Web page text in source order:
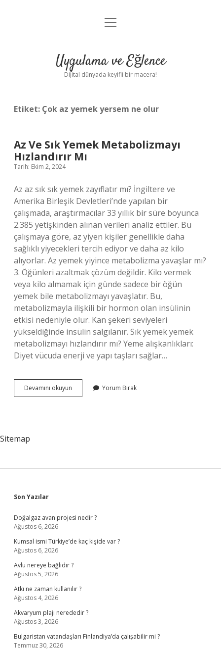
Anasayfa
Yasal Uyarı
menüyü
Uygulama ve Eğlence
Dijital dünyada keyifli bir macera!
Etiket: Çok az yemek yersem ne olur
Az Ve Sık Yemek Metabolizmayı
Hızlandırır Mı
Tarih: Ekim 2, 2024
Az az sık sık yemek zayıflatır mı? İngiltere ve
Amerika Birleşik Devletleri’nde yapılan bir
çalışmada, araştırmacılar 33 yıllık bir süre boyunca
2.385 yetişkinden alınan verileri analiz ettiler. Bu
çalışmaya göre, az yiyen kişiler genellikle daha
sağlıklı yiyecekleri tercih ediyor ve daha az kilo
alıyorlar. Az yemek yiyince metabolizma yavaşlar mı?
3. Öğünleri azaltmak çözüm değildir. Kilo vermek
veya kilo almamak için günde sadece bir öğün
yemek bile metabolizmayı yavaşlatır. Bu,
metabolizmayla ilişkili bir hormon olan insülinin
etkisi nedeniyle olur. Kan şekeri seviyeleri
yükseldiğinde insülin salgılanır. Sık yemek yemek
metabolizmayı hızlandırır mı? Yeme alışkanlıkları:
Diyet vücuda enerji ve yapı taşları sağlar…
Devamını okuyun
Ve
Yorum Bırak
Sitemap
Sidebar
Son Yazılar
Doğalgaz avan projesi nedir ?
Ağustos 6, 2026
Kumsal ismi Türkiye’de kaç kişide var ?
Ağustos 6, 2026
Avlu nereye bağlıdır ?
Ağustos 5, 2026
Atkı ne zaman kullanılır ?
Ağustos 4, 2026
Akvaryum plajı nerededir ?
Ağustos 3, 2026
Bulgaristan vatandaşları Finlandiya’da çalışabilir mi ?
Temmuz 30, 2026